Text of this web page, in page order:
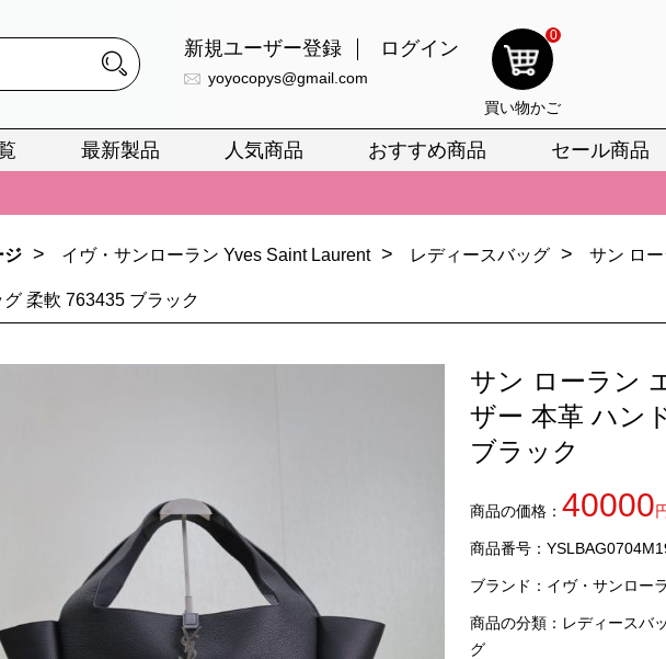
新規ユーザー登録 ログイン
yoyocopys@gmail.com
0
買い物かご
最新製品 人気商品 おすすめ商品 セール商品
真正銘のn級スーパーコピーのみ取扱い。最高品質の再現度を安心してお選びいただけます。
📢 2026春の新作続々更新中！期間中のご注文でお得な割引をご利用いただけます。
！ルイ・ヴィトンスーパーコピー バッグ最新モデルが登場。上質な仕上がりをお見逃しなく。
正真正銘のn級スーパーコピーのみ取扱い。最高品質の再現度を安心してお選びいただけます。
荷！ルイ・ヴィトンスーパーコピー バッグ最新モデルが登場。上質な仕上がりをお見逃しなく。
ジ > イヴ・サンローラン Yves Saint Laurent > レディースバッグ > サン ロ
柔軟 763435 ブラック
サン ローラン
ザー 本革 ハン
ブラック
商品の価格： 40000
商品番号：
ブランド： イヴ・サンロー
商品の分類： レディースバッ
グ